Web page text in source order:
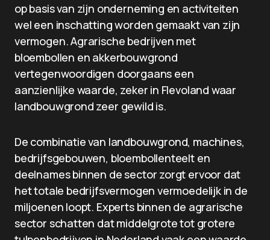
op basis van zijn onderneming en activiteiten
wel een inschatting worden gemaakt van zijn
vermogen. Agrarische bedrijven met
bloembollen en akkerbouwgrond
vertegenwoordigen doorgaans een
aanzienlijke waarde, zeker in Flevoland waar
landbouwgrond zeer gewild is.
De combinatie van landbouwgrond, machines,
bedrijfsgebouwen, bloembollenteelt en
deelnames binnen de sector zorgt ervoor dat
het totale bedrijfsvermogen vermoedelijk in de
miljoenen loopt. Experts binnen de agrarische
sector schatten dat middelgrote tot grotere